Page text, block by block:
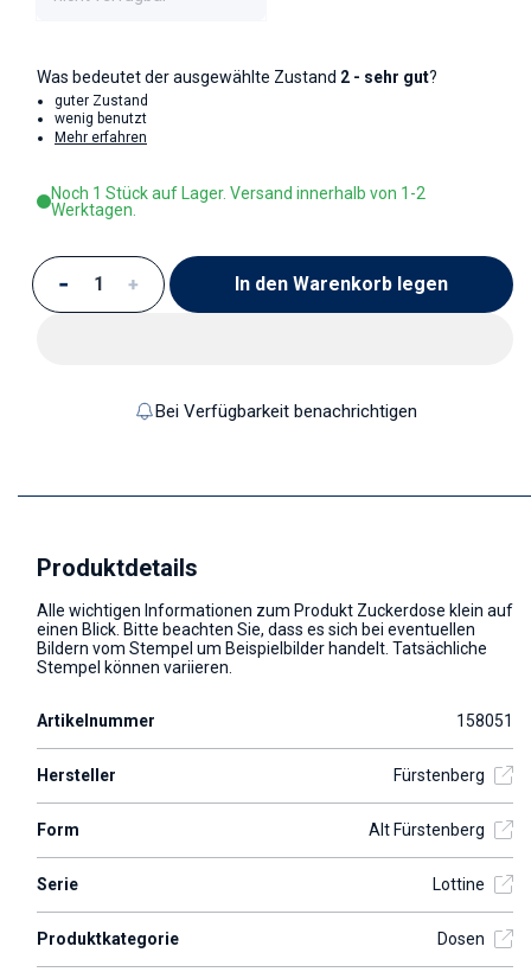
Was bedeutet der ausgewählte Zustand 2 - sehr gut?
guter Zustand
wenig benutzt
Mehr erfahren
Noch 1 Stück auf Lager. Versand innerhalb von 1-2
Werktagen.
Verringere die Menge für Zuckerdose klein
Erhöhe die Menge für Zuckerdose klein
In den Warenkorb legen
Bei Verfügbarkeit benachrichtigen
Produktdetails
Alle wichtigen Informationen zum Produkt Zuckerdose klein auf
einen Blick. Bitte beachten Sie, dass es sich bei eventuellen
Bildern vom Stempel um Beispielbilder handelt. Tatsächliche
Stempel können variieren.
Artikelnummer 158051
Hersteller Fürstenberg
Form Alt Fürstenberg
Serie Lottine
Produktkategorie Dosen